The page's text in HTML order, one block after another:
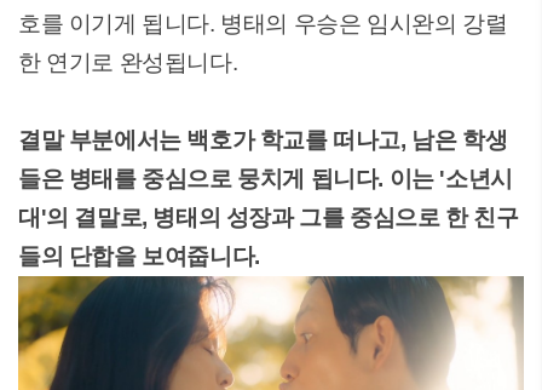
호를 이기게 됩니다. 병태의 우승은 임시완의 강렬
한 연기로 완성됩니다.
결말 부분에서는 백호가 학교를 떠나고, 남은 학생
들은 병태를 중심으로 뭉치게 됩니다. 이는 '소년시
대'의 결말로, 병태의 성장과 그를 중심으로 한 친구
들의 단합을 보여줍니다.